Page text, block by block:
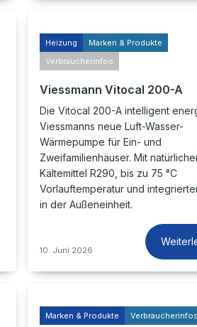
Heizung
Marken & Produkte
Verbraucherinfos
Viessmann Vitocal 200-A
Die Vitocal 200-A intelligent
Viessmanns neue Luft-Wasser-
Wärmepumpe für Ein- und
Zweifamilienhäuser. Mit
Kältemittel R290, bis zu 75 °C
Vorlauftemperatur und
in der Außeneinheit.
10. Juni 2026
Marken & Produkte Verbraucherinfos